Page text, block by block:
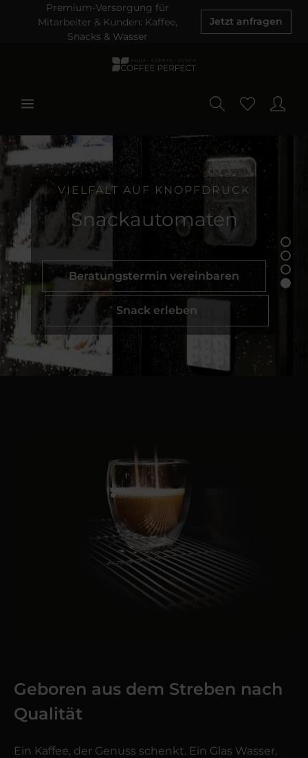
Premium-Versorgung für
Mitarbeiter & Kunden: Kaffee,
Snacks & Wasser
Jetzt anfragen
VIELFALT AUF
Beratungstermin
Snack erleben
Geboren aus dem Streben nach
Qualität
Ein Kaffee, der Genuss schenkt. Ein Glas Wasser,